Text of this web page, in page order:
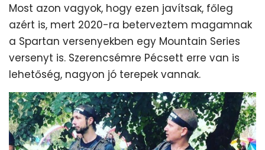
Most azon vagyok, hogy ezen javítsak, főleg
azért is, mert 2020-ra beterveztem magamnak
a Spartan versenyekben egy Mountain Series
versenyt is. Szerencsémre Pécsett erre van is
lehetőség, nagyon jó terepek vannak.